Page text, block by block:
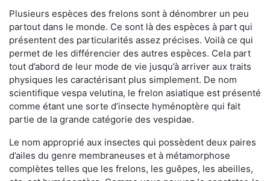
Plusieurs espèces des frelons sont à dénombrer un peu
partout dans le monde. Ce sont là des espèces à part qui
présentent des particularités assez précises. Voilà ce qui
permet de les différencier des autres espèces. Cela part
tout d’abord de leur mode de vie jusqu’à arriver aux traits
physiques les caractérisant plus simplement. De nom
scientifique vespa velutina, le frelon asiatique est présenté
comme étant une sorte d’insecte hyménoptère qui fait
partie de la grande catégorie des vespidae.
Le nom approprié aux insectes qui possèdent deux paires
d’ailes du genre membraneuses et à métamorphose
complètes telles que les frelons, les guêpes, les abeilles,